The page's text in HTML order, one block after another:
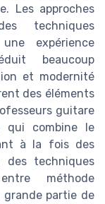
Les approches
techniques
expérience
beaucoup
et modernité
des éléments
guitare
qui combine le
à la fois des
des techniques
méthode
partie de